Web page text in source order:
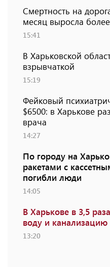
Смертность на
месяц выросла
15:41
В Харьковской
взрывчаткой
15:19
Фейковый
$6500: в Харькове
врача
14:27
По городу на
ракетами с
погибли люди
14:05
В Харькове в 3,5
воду и канализацию
13:20